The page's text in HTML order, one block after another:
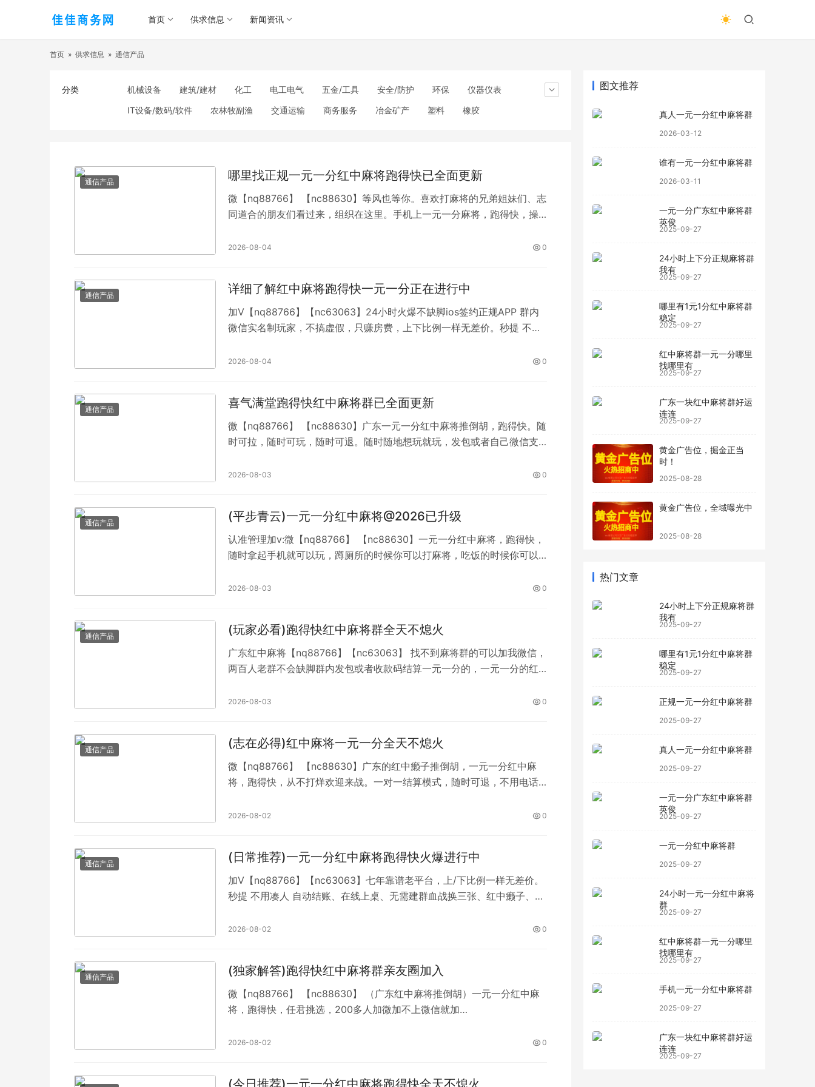
首页 供求信息 新闻资讯
首页 » 供求信息 » 通信产品
分类 机械设备 建筑/建材 化工 电工电气 五金/工具 安全/防护 环保
仪器仪表
IT设备/数码/软件
农林牧副渔 交通运输 商务服务 冶金矿产 塑料
橡胶
纸业 其他未分类
通信产品 哪里找正规一元一分红中麻将跑得快已全面更新
微【nq88766】 【nc88630】等风也等你。喜欢打麻将的兄弟姐妹们、志
同道合的朋友们看过来，组织在这里。手机上一元一分麻将，跑得快，操
信就加QQ【493842285】群英会里随便坐随便打。有一块一分广东红中
2026-08-04 0
通信产品 详细了解红中麻将跑得快一元一分正在进行中
加V【nq88766】【nc63063】24小时火爆不缺脚ios签约正规APP 群内
微信实名制玩家，不搞虚假，只赚房费，上下比例一样无差价。秒提 不用
视频可自己回放，一心为玩家着想。血战换三张、红中癞子、跑得快，等
2026-08-04 0
通信产品 喜气满堂跑得快红中麻将群已全面更新
微【nq88766】 【nc88630】广东一元一分红中麻将推倒胡，跑得快。随
时可拉，随时可玩，随时可退。随时随地想玩就玩，发包或者自己微信支
麻将馆，我有我的麻将群，专人18小时管理，你的麻将馆可能会打烊，但
2026-08-03 0
通信产品 (平步青云)一元一分红中麻将@2026已升级
认准管理加v:微【nq88766】 【nc88630】一元一分红中麻将，跑得快，
随时拿起手机就可以玩，蹲厕所的时候你可以打麻将，吃饭的时候你可以
你想怎么玩怎么玩，群内小改改也多，还能交朋友，何乐而不为，快来找
2026-08-03 0
通信产品 (玩家必看)跑得快红中麻将群全天不熄火
广东红中麻将【nq88766】【nc63063】 找不到麻将群的可以加我微信，
两百人老群不会缺脚群内发包或者收款码结算一元一分的，一元一分的红
式、秒上下，还在为找不到麻将群而感到无聊？还在天天不知道干什么吃
2026-08-03 0
通信产品 (志在必得)红中麻将一元一分全天不熄火
微【nq88766】 【nc88630】广东的红中癞子推倒胡，一元一分红中麻
将，跑得快，从不打烊欢迎来战。一对一结算模式，随时可退，不用电话
退，欢迎各位麻友加我微信质询 从不打烊随时可找我。加不上微信就加QQ
2026-08-02 0
通信产品 (日常推荐)一元一分红中麻将跑得快火爆进行中
加V【nq88766】【nc63063】七年靠谱老平台，上/下比例一样无差价。
秒提 不用凑人 自动结账、在线上桌、无需建群血战换三张、红中癞子、跑
没有鸭金。想找靠谱平台的速度来！加不上微信就加QQ493842285
2026-08-02 0
通信产品 (独家解答)跑得快红中麻将群亲友圈加入
微【nq88766】 【nc88630】 （广东红中麻将推倒胡）一元一分红中麻
将，跑得快，任君挑选，200多人加微加不上微信就加
袋拖欠款，想玩的加入小组，跑包代赔，随时可退一元一分麻将群组，一
2026-08-02 0
(今日推荐)一元一分红中麻将跑得快全天不熄火
图文推荐
真人一元一分红中麻将群
2026-03-12
谁有一元一分红中麻将群
2026-03-11
一元一分广东红中麻将群
英俊
2025-09-27
24小时上下分正规麻将群
我有
2025-09-27
哪里有1元1分红中麻将群
稳定
2025-09-27
红中麻将群一元一分哪里
找哪里有
2025-09-27
广东一块红中麻将群好运
连连
2025-09-27
黄金广告位，掘金正当
时！
2025-08-28
黄金广告位，全域曝光中
2025-08-28
热门文章
24小时上下分正规麻将群
我有
2025-09-27
哪里有1元1分红中麻将群
稳定
2025-09-27
正规一元一分红中麻将群
2025-09-27
真人一元一分红中麻将群
2025-09-27
一元一分广东红中麻将群
英俊
2025-09-27
一元一分红中麻将群
2025-09-27
24小时一元一分红中麻将
群
2025-09-27
红中麻将群一元一分哪里
找哪里有
2025-09-27
手机一元一分红中麻将群
2025-09-27
广东一块红中麻将群好运
连连
2025-09-27